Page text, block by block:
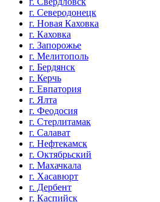
г. Северодонецк
г. Новая Каховка
г. Каховка
г. Запорожье
г. Мелитополь
г. Бердянск
г. Керчь
г. Евпатория
г. Ялта
г. Феодосия
г. Стерлитамак
г. Салават
г. Нефтекамск
г. Октябрьский
г. Махачкала
г. Хасавюрт
г. Дербент
г. Каспийск